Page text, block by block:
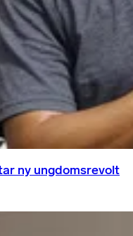
ny ungdomsrevolt